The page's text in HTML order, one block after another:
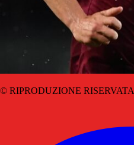
© RIPRODUZIONE RISERVATA